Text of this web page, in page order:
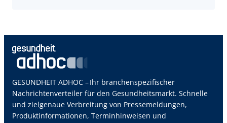
GESUNDHEIT ADHOC – Ihr branchenspezifischer
Nachrichtenverteiler für den Gesundheitsmarkt. Schnelle
und zielgenaue Verbreitung von Pressemeldungen,
Produktinformationen, Terminhinweisen und